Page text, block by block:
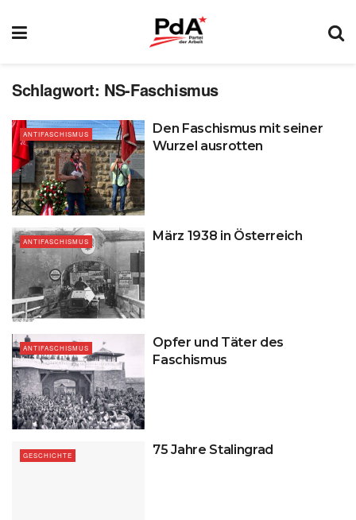
Schlagwort: NS-Faschismus
ANTIFASCHISMUS
Den Faschismus mit seiner
Wurzel ausrotten
ANTIFASCHISMUS März 1938 in Österreich
ANTIFASCHISMUS
Opfer und Täter des
Faschismus
GESCHICHTE 75 Jahre Stalingrad